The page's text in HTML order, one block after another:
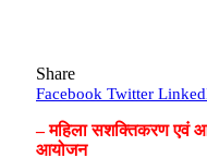
Share
Facebook Twitter
– महिला सशक्तिकरण एवं
आयोजन